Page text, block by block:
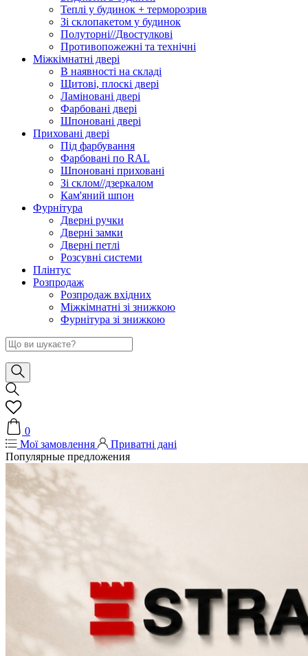
Теплі у будинок + терморозрив
Зі склопакетом у будинок
Полуторні//Двостулкові
Противопожежні та технічні
Міжкімнатні двері
В наявності на складі
Щитові, плоскі двері
Ламіновані двері
Фарбовані двері
Шпоновані двері
Приховані двері
Під фарбування
Фарбовані по RAL
Шпоновані приховані
Зі склом//дзеркалом
Кам'яний шпон
Фурнітура
Дверні ручки
Дверні замки
Дверні петлі
Розсувні системи
Плінтус
Розпродаж
Розпродаж вхідних
Міжкімнатні зі знижкою
Фурнітура зі знижкою
0
Мої замовлення
Приватні дані
Популярные предложения